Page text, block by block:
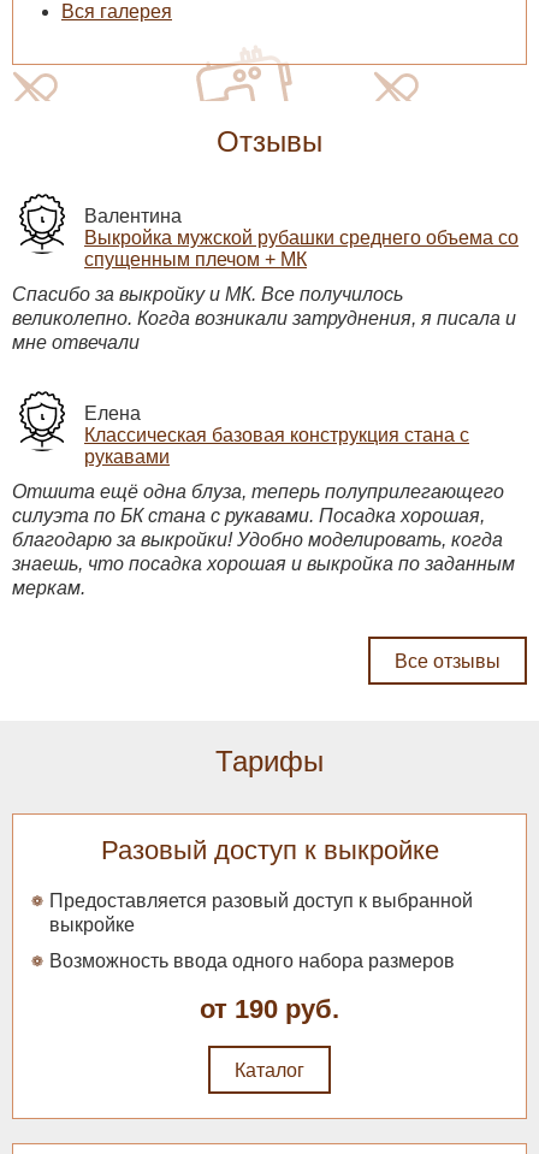
280 руб.
Базовая конструкция
бюстье
280 руб.
Классическая базовая
отрезного по талии с
280 руб.
Вся галерея
Отзывы
Валентина
Выкройка мужской рубашки среднего объема со
спущенным плечом + МК
Спасибо за выкройку и МК. Все получилось
великолепно. Когда возникали затруднения, я писала и
мне отвечали
Елена
Классическая базовая конструкция стана с
рукавами
Отшита ещё одна блуза, теперь полуприлегающего
силуэта по БК стана с рукавами. Посадка хорошая,
благодарю за выкройки! Удобно моделировать, когда
знаешь, что посадка хорошая и выкройка по заданным
меркам.
Все отзывы
Тарифы
Разовый доступ к выкройке
Предоставляется разовый доступ к выбранной
выкройке
Возможность ввода одного набора размеров
от 190 руб.
Каталог